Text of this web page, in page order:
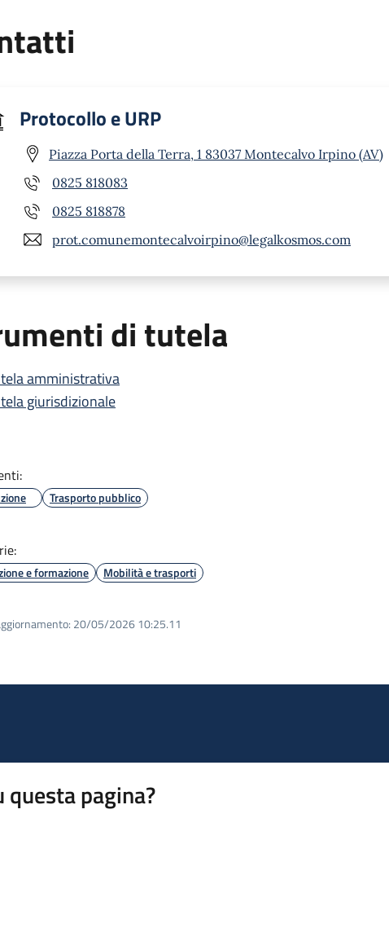
Protocollo e URP
Piazza Porta della Terra, 1 83037 Montecalvo Irpino (AV)
0825 818083
0825 818878
prot.comunemontecalvoirpino@legalkosmos.com
di tutela
amministrativa
giurisdizionale
Trasporto pubblico
e formazione Mobilità e trasporti
20/05/2026 10:25.11
pagina?